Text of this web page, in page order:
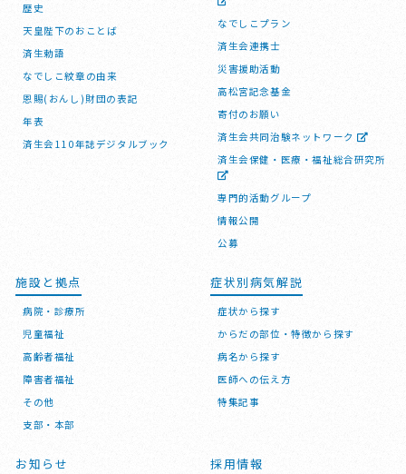
歴史
天皇陛下のおことば
済生勅語
なでしこ紋章の由来
恩賜(おんし)財団の表記
年表
済生会110年誌デジタルブック
なでしこプラン
済生会連携士
災害援助活動
高松宮記念基金
寄付のお願い
済生会共同治験ネットワーク
済生会保健・医療・福祉総合研究所
専門的活動グループ
情報公開
公募
施設と拠点
病院・診療所
児童福祉
高齢者福祉
障害者福祉
その他
支部・本部
症状別病気解説
症状から探す
からだの部位・特徴から探す
病名から探す
医師への伝え方
特集記事
お知らせ 採用情報